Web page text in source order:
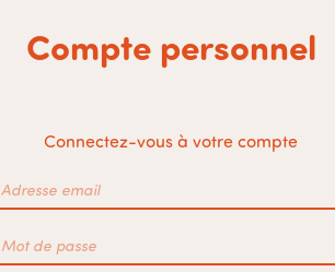
Compte personnel
Connectez-vous à votre compte